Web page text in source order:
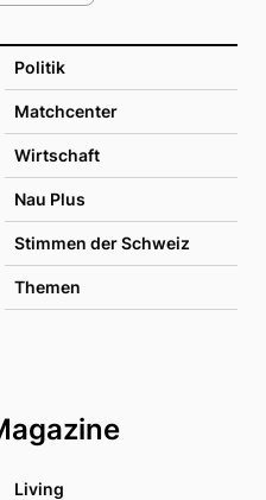
Politik
Matchcenter
Wirtschaft
Nau Plus
Stimmen der Schweiz
Themen
Living